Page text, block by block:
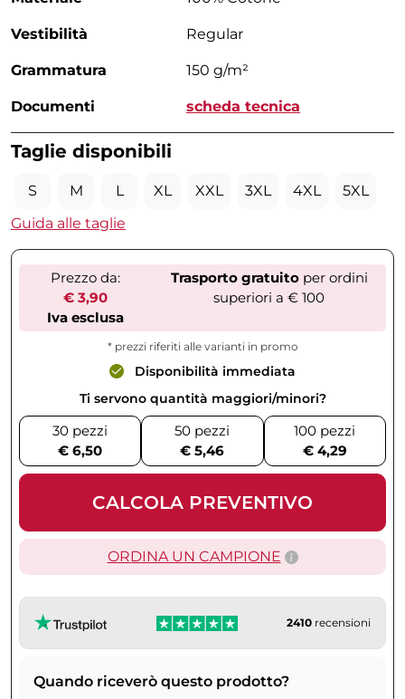
Vestibilità Regular
Grammatura 150 g/m²
Documenti scheda tecnica
Taglie disponibili
S M L XL XXL 3XL 4XL
5XL
Guida alle taglie
Prezzo da:
€ 3,90
Iva esclusa
Trasporto gratuitoper ordini
superiori a € 100
* prezzi riferiti alle varianti in promo
Disponibilità immediata
Ti servono quantità maggiori/minori?
30 pezzi
€ 6,50
50 pezzi
€ 5,46
100 pezzi
€ 4,29
CALCOLA PREVENTIVO
ORDINA UN CAMPIONE
2410 recensioni
Quando riceverò questo prodotto?